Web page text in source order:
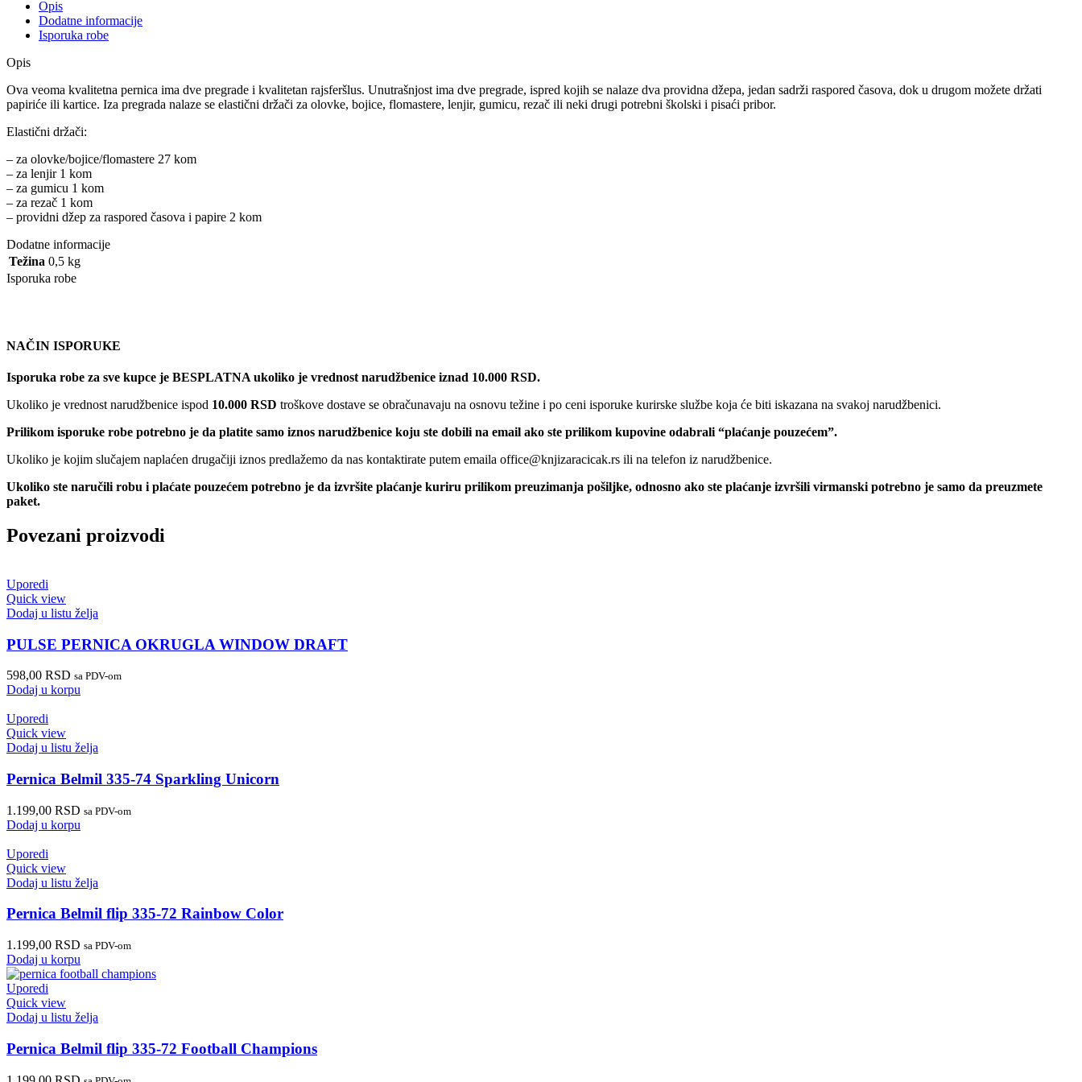
Opis
Dodatne informacije
Isporuka robe
Opis
Ova veoma kvalitetna pernica ima dve pregrade i kvalitetan rajsferšlus. Unutrašnjost ima dve pregrade, ispred kojih se nalaze dva providna džepa, jedan sadrži raspored časova, dok u drugom možete držati
papiriće ili kartice. Iza pregrada nalaze se elastični držači za olovke, bojice, flomastere, lenjir, gumicu, rezač ili neki drugi potrebni školski i pisaći pribor.
Elastični držači:
– za olovke/bojice/flomastere 27 kom
– za lenjir 1 kom
– za gumicu 1 kom
– za rezač 1 kom
– providni džep za raspored časova i papire 2 kom
Dodatne informacije
Težina 0,5 kg
Isporuka robe
NAČIN ISPORUKE
Isporuka robe za sve kupce je BESPLATNA ukoliko je vrednost narudžbenice iznad 10.000 RSD.
Ukoliko je vrednost narudžbenice ispod 10.000 RSD troškove dostave se obračunavaju na osnovu težine i po ceni isporuke kurirske službe koja će biti iskazana na svakoj narudžbenici.
Prilikom isporuke robe potrebno je da platite samo iznos narudžbenice koju ste dobili na email ako ste prilikom kupovine odabrali “plaćanje pouzećem”.
Ukoliko je kojim slučajem naplaćen drugačiji iznos predlažemo da nas kontaktirate putem emaila office@knjizaracicak.rs ili na telefon iz narudžbenice.
Ukoliko ste naručili robu i plaćate pouzećem potrebno je da izvršite plaćanje kuriru prilikom preuzimanja pošiljke, odnosno ako ste plaćanje izvršili virmanski potrebno je samo da preuzmete
paket.
Povezani proizvodi
Uporedi
Quick view
Dodaj u listu želja
PULSE PERNICA OKRUGLA WINDOW DRAFT
598,00 RSD sa PDV-om
Dodaj u korpu
Uporedi
Quick view
Dodaj u listu želja
Pernica Belmil 335-74 Sparkling Unicorn
1.199,00 RSD sa PDV-om
Dodaj u korpu
Uporedi
Quick view
Dodaj u listu želja
Pernica Belmil flip 335-72 Rainbow Color
1.199,00 RSD sa PDV-om
Dodaj u korpu
Uporedi
Quick view
Dodaj u listu želja
Pernica Belmil flip 335-72 Football Champions